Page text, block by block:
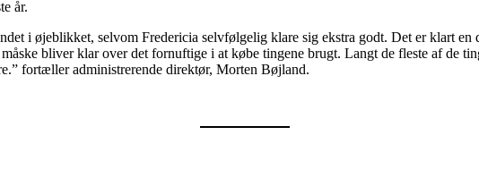
år.
i øjeblikket, selvom Fredericia selvfølgelig klare sig ekstra godt. Det er klart
bliver klar over det fornuftige i at købe tingene brugt. Langt de fleste af de
fortæller administrerende direktør, Morten Bøjland.